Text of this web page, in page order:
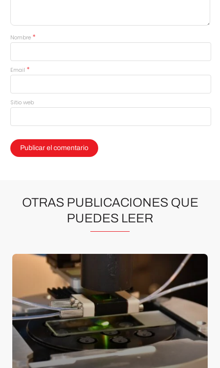
Nombre *
Email *
Sitio web
OTRAS PUBLICACIONES QUE
PUEDES LEER